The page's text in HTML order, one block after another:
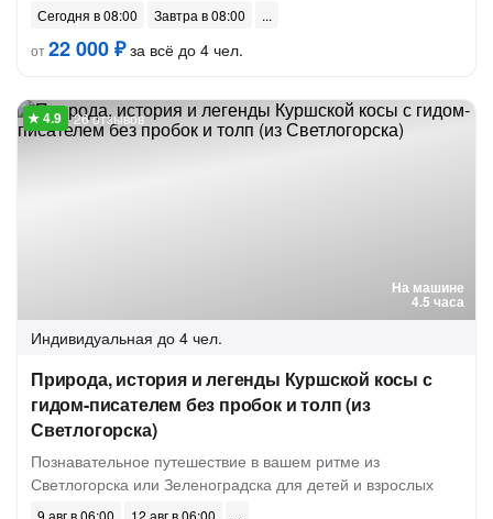
Сегодня в 08:00
Завтра в 08:00
от22 000 ₽за всё до 4 чел.
На машине
4.5 часа
26 отзывов
Индивидуальная до 4 чел.
Природа, история и легенды Куршской косы с
гидом-писателем без пробок и толп (из
Светлогорска)
Познавательное путешествие в вашем ритме из
Светлогорска или Зеленоградска для детей и взрослых
9 авг в 06:00
12 авг в 06:00